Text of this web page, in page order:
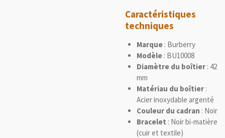
Caractéristiques
techniques
Marque : Burberry
Modèle : BU10008
Diamètre du boîtier : 42
mm
Matériau du boîtier :
Acier inoxydable argenté
Couleur du cadran : Noir
Bracelet : Noir bi-matière
(cuir et textile)